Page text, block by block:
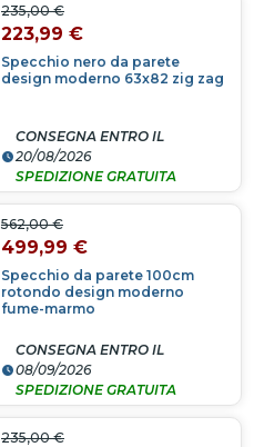
Specchio nero da parete
design moderno 63x82 zig zag
235,00 €
223,99 €
CONSEGNA ENTRO IL
20/08/2026
SPEDIZIONE GRATUITA
Specchio da parete 100cm
rotondo design moderno
fume-marmo
562,00 €
499,99 €
CONSEGNA ENTRO IL
08/09/2026
SPEDIZIONE GRATUITA
235,00 €